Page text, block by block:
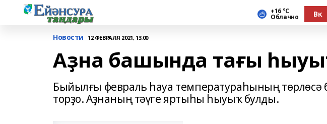
+16 °С
Облачно Вк
Новости 12 ФЕВРАЛЯ 2021, 13:00
Аҙна башында тағы
Быйылғы февраль һауа температураһының
торҙо. Аҙнаның тәүге яртыһы һыуыҡ булды.